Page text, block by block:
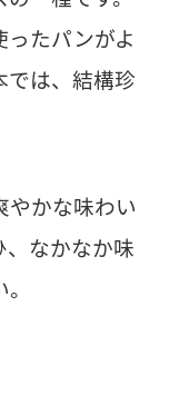
たパンがよ
では、結構珍
やかな味わい
なかなか味